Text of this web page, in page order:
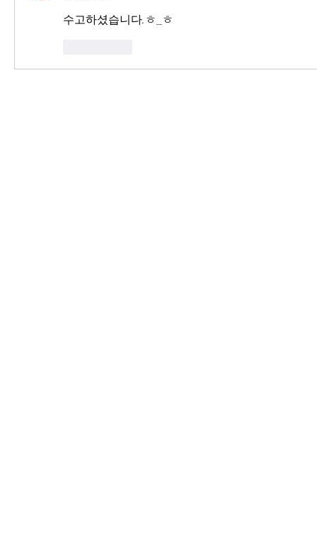
수고하셨습니다.ㅎ_ㅎ